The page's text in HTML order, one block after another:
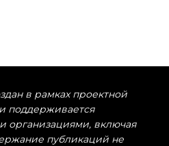
в рамках проектной
поддерживается
организациями, включая
публикаций не